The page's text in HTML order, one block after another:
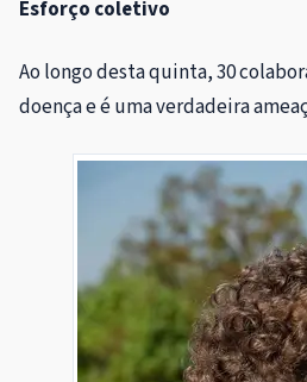
Esforço coletivo
Ao longo desta quinta, 30
doença e é uma verdadeira